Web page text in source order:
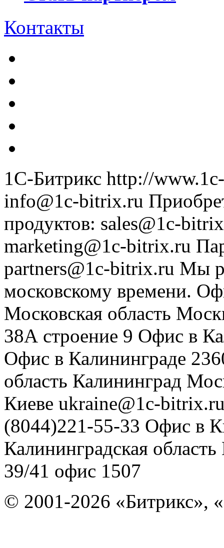
Контакты
1С-Битрикс http://
info@1c-bitrix.ru
продуктов: sales@1c-
marketing@1c-bitrix.ru
partners@1c-bitrix.ru Мы
московскому времени.
Московская область
38А строение 9 Офис в
Офис в Калининграде
область Калининград
Киеве ukraine@1c-
(8044)221-55-33 Офис в
Калининградская область
39/41 офис 1507
© 2001-2026 «Битрикс»,